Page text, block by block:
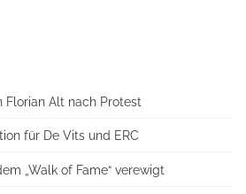
Florian Alt nach Protest
für De Vits und ERC
„Walk of Fame“ verewigt